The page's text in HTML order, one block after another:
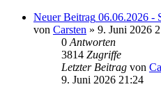
Neuer Beitrag 06.06.2026 -
von Carsten » 9. Juni 2026
0 Antworten
3814 Zugriffe
Letzter Beitrag von
9. Juni 2026 21:24